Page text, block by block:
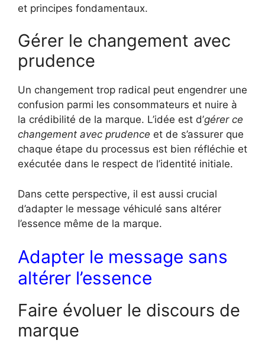
et principes fondamentaux.
Gérer le changement avec
prudence
Un changement trop radical peut engendrer une
confusion parmi les consommateurs et nuire à
la crédibilité de la marque. L’idée est d’gérer ce
changement avec prudence et de s’assurer que
chaque étape du processus est bien réfléchie et
exécutée dans le respect de l’identité initiale.
Dans cette perspective, il est aussi crucial
d’adapter le message véhiculé sans altérer
l’essence même de la marque.
Adapter le message sans
altérer l’essence
Faire évoluer le discours de
marque